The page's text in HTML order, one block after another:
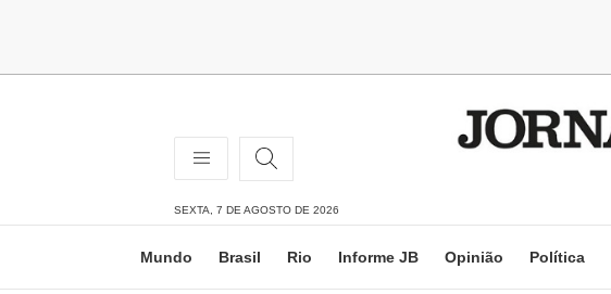
SEXTA, 7 DE AGOSTO DE 2026
Mundo Brasil Rio Informe JB Opinião Política